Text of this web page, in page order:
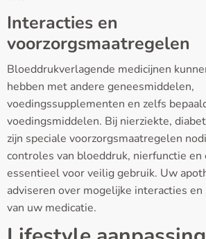
Interacties en
voorzorgsmaatregelen
Bloeddrukverlagende medicijnen
hebben met andere geneesmiddelen,
voedingssupplementen en zelfs
voedingsmiddelen. Bij nierziekte,
zijn speciale voorzorgsmaatregelen
controles van bloeddruk, nierfunctie
essentieel voor veilig gebruik. Uw
adviseren over mogelijke interacties
van uw medicatie.